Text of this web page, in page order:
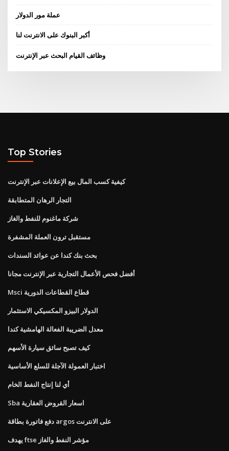
عملة مور الدولار
أكبر البنوك على الانترنت لنا
وظائف القيام البحث عبر الإنترنت
Top Stories
كيفية كسب المال بيع الإعلانات عبر الإنترنت
التجار الرهان المتطابقة
شركة ماغنوم للنفط والغاز
مستقبل ترون العملة المشفرة
بحث بنك كندا عن عوائد السندات
أفضل فحص الأعمال التجارية عبر الإنترنت مجانا
Msci قطاع القطاعات الدورية
الدولار البيزو المكسيكي الاستثمار
معدل الضريبة الفعالة الهامشية كندا
كيف تصبح سائق سيارة الأسهم
اختبار العمولة الآجلة للسلع الأساسية
أي لنا إنتاج النفط الخام
Sba اسعار القروض العقارية
دفع فاتورة بطاقة argos على الانترنت
يهدف ftse مؤشر النفط والغاز